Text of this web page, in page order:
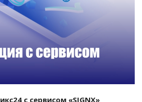
проект
с сервисом «SIGNX»